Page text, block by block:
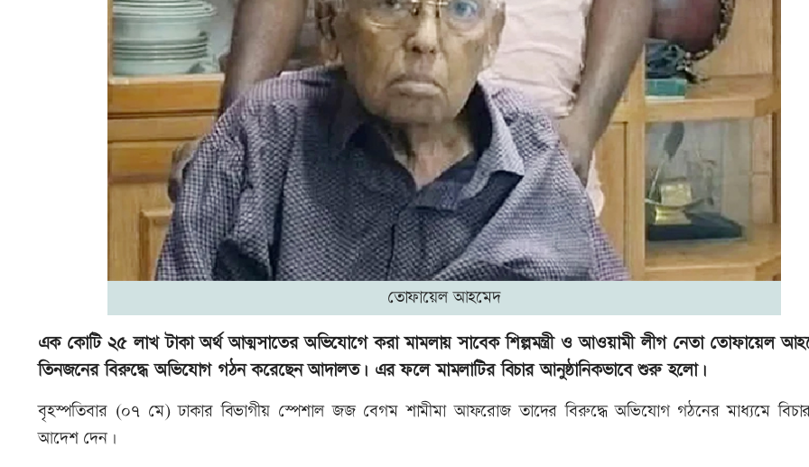
তোফায়েল আহমেদ
এক কোটি ২৫ লাখ টাকা অর্থ আত্মসাতের অভিযোগে করা মামলায় সাবেক শিল্পমন্ত্রী ও আওয়ামী লীগ নেতা তোফায়েল
তিনজনের বিরুদ্ধে অভিযোগ গঠন করেছেন আদালত। এর ফলে মামলাটির বিচার আনুষ্ঠানিকভাবে শুরু হলো।
বৃহস্পতিবার (০৭ মে) ঢাকার বিভাগীয় স্পেশাল জজ বেগম শামীমা আফরোজ তাদের বিরুদ্ধে অভিযোগ গঠনের মাধ্যমে
আদেশ দেন।